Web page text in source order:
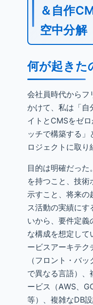
＆自作
空中分解
何が起きた
会社員時代からフ
かけて、私は「自
イトとCMSをゼ
ッチで構築する
ロジェクトに取り
目的は明確だった
を持つこと、技術
示すこと、将来の
ス活動の実績にす
いから、要件定義
な構成を想定して
ービスアーキテク
（フロント・バ
で異なる言語）、
ービス（AWS、
等）、複雑なDB